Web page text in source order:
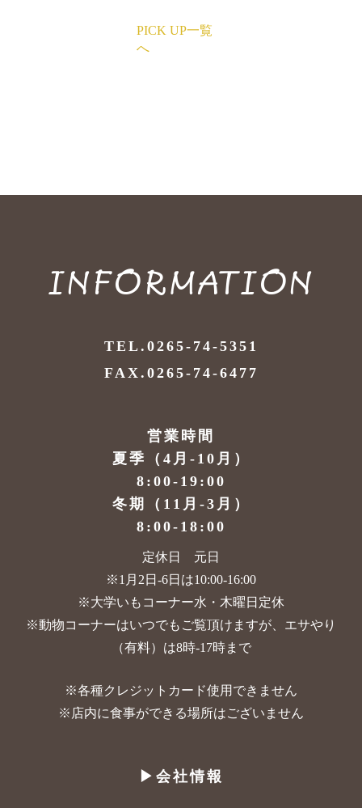
PICK UP一覧
へ
INFORMATION
TEL.0265-74-5351
FAX.0265-74-6477
営業時間
夏季（4月-10月）
8:00-19:00
冬期（11月-3月）
8:00-18:00
定休日 元日
※1月2日-6日は10:00-16:00
※大学いもコーナー水・木曜日定休
※動物コーナーはいつでもご覧頂けますが、 エサやり
（有料）は8時-17時まで
※各種クレジットカード使用できません
※店内に食事ができる場所はございません
▶︎会社情報